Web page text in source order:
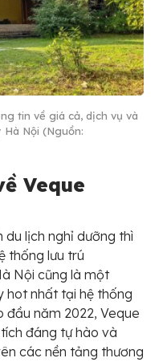
tin về giá cả, dịch vụ và
Hà Nội (Nguồn:
Veque
du lịch nghỉ dưỡng thì
thống lưu trú
Nội cũng là một
hot nhất tại hệ thống
đầu năm 2022, Veque
đáng tự hào và
các nền tảng thương